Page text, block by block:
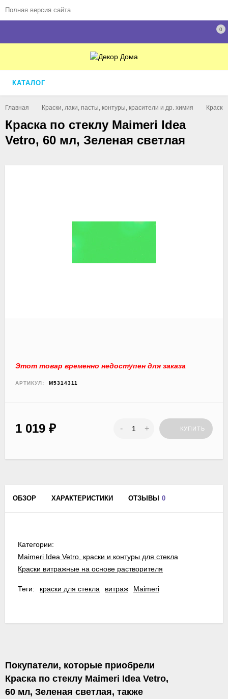
Полная версия сайта
0
КАТАЛОГ
Главная Краски, лаки, пасты, контуры, красители и др. химия
Краска по стеклу Maimeri Idea
Vetro, 60 мл, Зеленая светлая
Этот товар временно недоступен для заказа
АРТИКУЛ: M5314311
1 019 ₽ - + КУПИТЬ
ОБЗОР ХАРАКТЕРИСТИКИ ОТЗЫВЫ 0
Категории:
Maimeri Idea Vetro, краски и контуры для стекла
Краски витражные на основе растворителя
Теги: краски для стекла витраж Maimeri
Покупатели, которые приобрели
Краска по стеклу Maimeri Idea Vetro,
60 мл, Зеленая светлая, также